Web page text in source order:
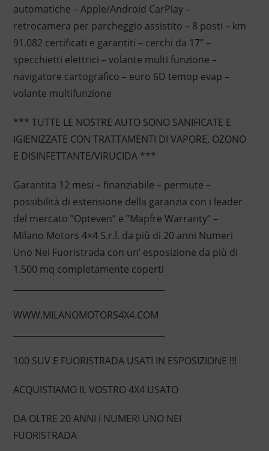
automatiche – Apple/Android CarPlay –
retrocamera per parcheggio assistito – 8 posti – km
91.082 certificati e garantiti – cerchi da 17” –
specchietti elettrici – volante multi funzione –
navigatore cartografico – euro 6D temop evap –
volante multifunzione
*** TUTTE LE NOSTRE AUTO SONO SANIFICATE E
IGIENIZZATE CON TRATTAMENTI DI VAPORE, OZONO
E DISINFETTANTE/VIRUCIDA ***
Garantita 12 mesi – finanziabile – permute –
possibilità di estensione della garanzia con i leader
del mercato ”Opteven” e ”Mapfre Warranty” –
Milano Motors 4×4 S.r.l. da più di 20 anni Numeri
Uno Nei Fuoristrada con un’ esposizione da più di
1.500 mq completamente coperti
WWW.MILANOMOTORS4X4.COM
100 SUV E FUORISTRADA USATI IN ESPOSIZIONE !!!
ACQUISTIAMO IL VOSTRO 4X4 USATO
DA OLTRE 20 ANNI I NUMERI UNO NEI
FUORISTRADA